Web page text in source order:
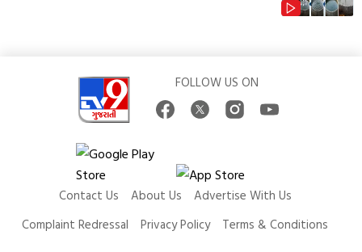
FOLLOW US ON
Contact Us About Us
Advertise With Us
Complaint Redressal
Privacy Policy
Terms & Conditions